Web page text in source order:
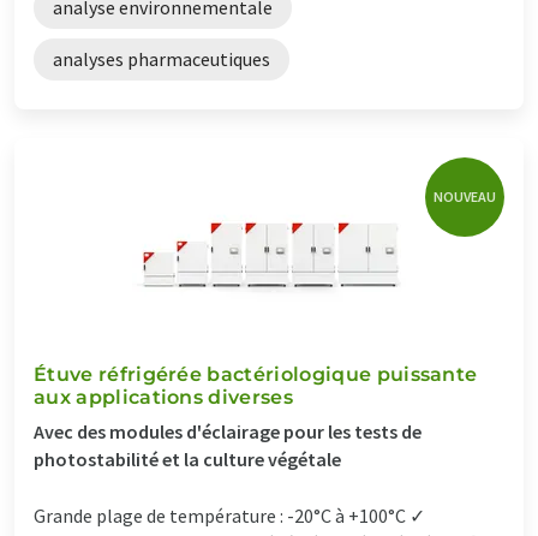
analyse environnementale
analyses pharmaceutiques
NOUVEAU
Étuve réfrigérée bactériologique puissante
aux applications diverses
Avec des modules d'éclairage pour les tests de
photostabilité et la culture végétale
Grande plage de température : -20°C à +100°C ✓